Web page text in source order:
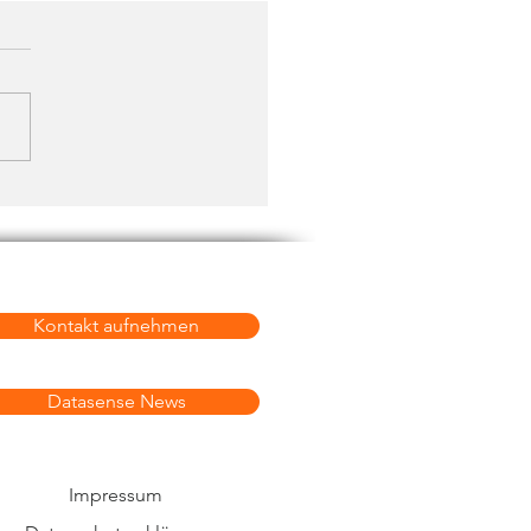
Kontakt aufnehmen
Datasense News
Impressum